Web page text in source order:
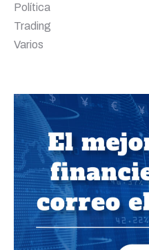
Política
Trading
Varios